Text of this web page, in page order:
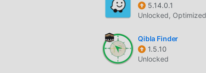
5.14.0.1
Unlocked, Optimized
Qibla Finder
1.5.10
Unlocked